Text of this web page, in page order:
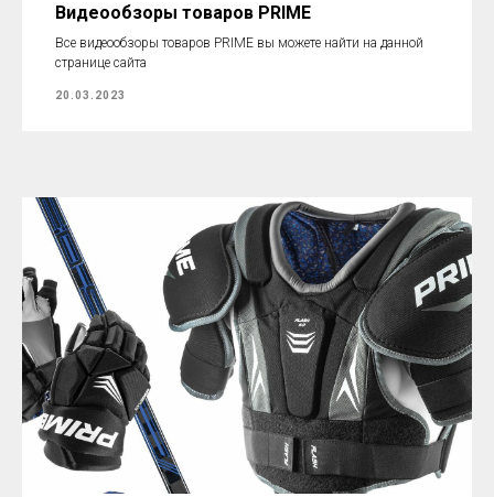
Видеообзоры товаров PRIME
Все видеообзоры товаров PRIME вы можете найти на данной
странице сайта
20.03.2023